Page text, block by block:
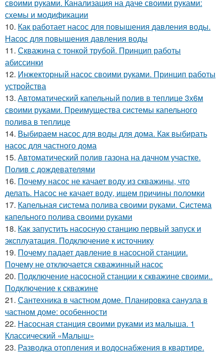
своими руками. Канализация на даче своими руками:
схемы и модификации
10. Как работает насос для повышения давления воды.
Насос для повышения давления воды
11. Скважина с тонкой трубой. Принцип работы
абиссинки
12. Инжекторный насос своими руками. Принцип работы
устройства
13. Автоматический капельный полив в теплице 3х6м
своими руками. Преимущества системы капельного
полива в теплице
14. Выбираем насос для воды для дома. Как выбирать
насос для частного дома
15. Автоматический полив газона на дачном участке.
Полив с дождевателями
16. Почему насос не качает воду из скважины, что
делать. Насос не качает воду, ищем причины поломки
17. Капельная система полива своими руками. Система
капельного полива своими руками
18. Как запустить насосную станцию первый запуск и
эксплуатация. Подключение к источнику
19. Почему падает давление в насосной станции.
Почему не отключается скважинный насос
20. Подключение насосной станции к скважине своими..
Подключение к скважине
21. Сантехника в частном доме. Планировка санузла в
частном доме: особенности
22. Насосная станция своими руками из малыша. 1
Классический «Малыш»
23. Разводка отопления и водоснабжения в квартире.